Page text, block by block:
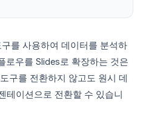
를 사용하여 데이터를 분석하
로우를 Slides로 확장하는 것은
구를 전환하지 않고도 원시 데
테이션으로 전환할 수 있습니